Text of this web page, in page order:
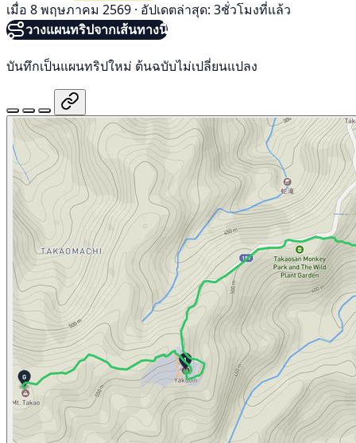
เมื่อ 8 พฤษภาคม 2569 · อัปเดตล่าสุด: 3ชั่วโมงที่แล้ว
วางแผนทริปจากเส้นทางนี้
บันทึกเป็นแผนทริปใหม่ ต้นฉบับไม่เปลี่ยนแปลง